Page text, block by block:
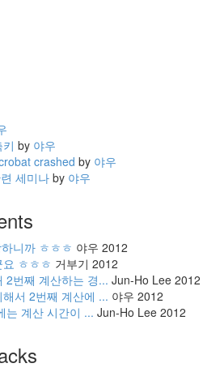
by 야우
crashed by 야우
세미나 by 야우
니까 ㅎㅎㅎ 야우 2012
ㅎㅎㅎ 거부기 2012
2번째 계산하는 경... Jun-Ho Lee 2012
서 2번째 계산에 ... 야우 2012
는 계산 시간이 ... Jun-Ho Lee 2012